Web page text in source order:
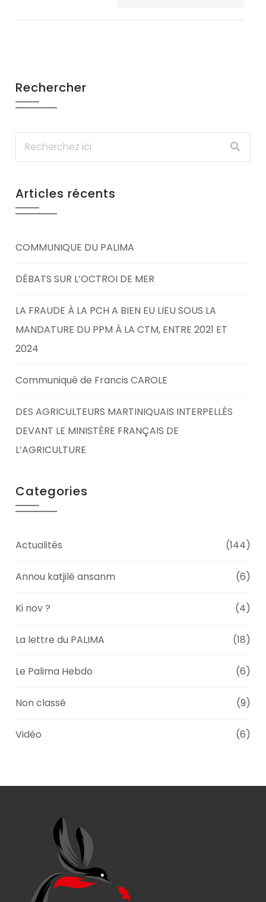
Rechercher
Articles récents
COMMUNIQUE DU PALIMA
DÉBATS SUR L’OCTROI DE MER
LA FRAUDE À LA PCH A BIEN EU LIEU SOUS LA
MANDATURE DU PPM À LA CTM, ENTRE 2021 ET
2024
Communiqué de Francis CAROLE
DES AGRICULTEURS MARTINIQUAIS INTERPELLÉS
DEVANT LE MINISTÈRE FRANÇAIS DE
L’AGRICULTURE
Categories
Actualités (144)
Annou katjilé ansanm (6)
Ki nov ? (4)
La lettre du PALIMA (18)
Le Palima Hebdo (6)
Non classé (9)
Vidéo (6)